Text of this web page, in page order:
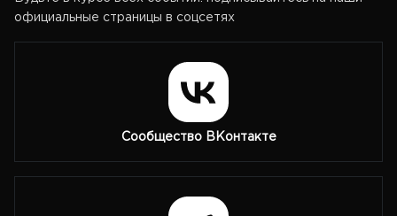
официальные страницы в соцсетях
Сообщество ВКонтакте